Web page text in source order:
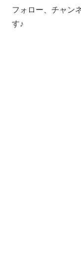
フォロー、チャン
す♪